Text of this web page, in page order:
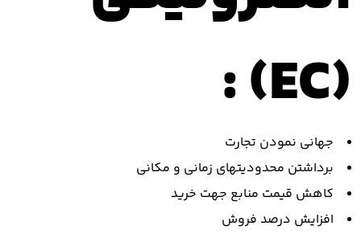
(EC) :
جهانی نمودن تجارت
برداشتن محدودیتهای زمانی و مکانی
کاهش قیمت منابع جهت خرید
افزایش درصد فروش